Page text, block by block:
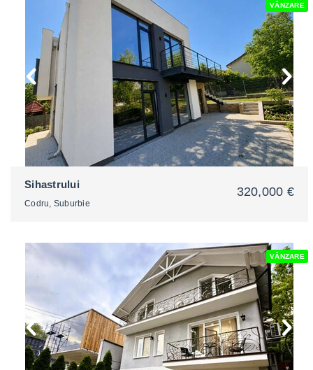
2
VÂNZARE
Sihastrului
Codru, Suburbie
320,000 €
VÂNZARE